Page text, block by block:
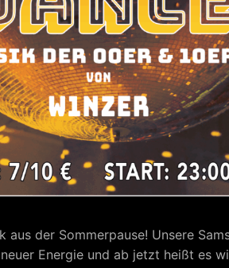
aus der Sommerpause! Unsere
Energie und ab jetzt heißt es